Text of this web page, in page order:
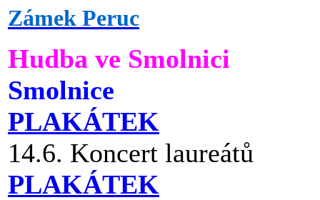
Zámek Peruc
Hudba ve Smolnici
Smolnice
PLAKÁTEK
14.6. Koncert laureátů
PLAKÁTEK